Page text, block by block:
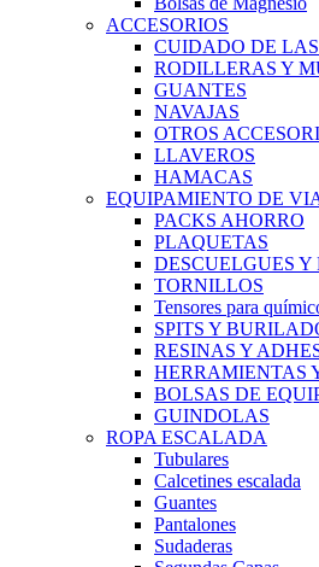
ACCESORIOS
CUIDADO DE
RODILLERAS Y
GUANTES
NAVAJAS
OTROS
LLAVEROS
HAMACAS
EQUIPAMIENTO DE
PACKS AHORRO
PLAQUETAS
DESCUELGUES Y
TORNILLOS
Tensores para
SPITS Y
RESINAS Y
HERRAMIENTAS
BOLSAS DE
GUINDOLAS
ROPA ESCALADA
Tubulares
Calcetines escalada
Guantes
Pantalones
Sudaderas